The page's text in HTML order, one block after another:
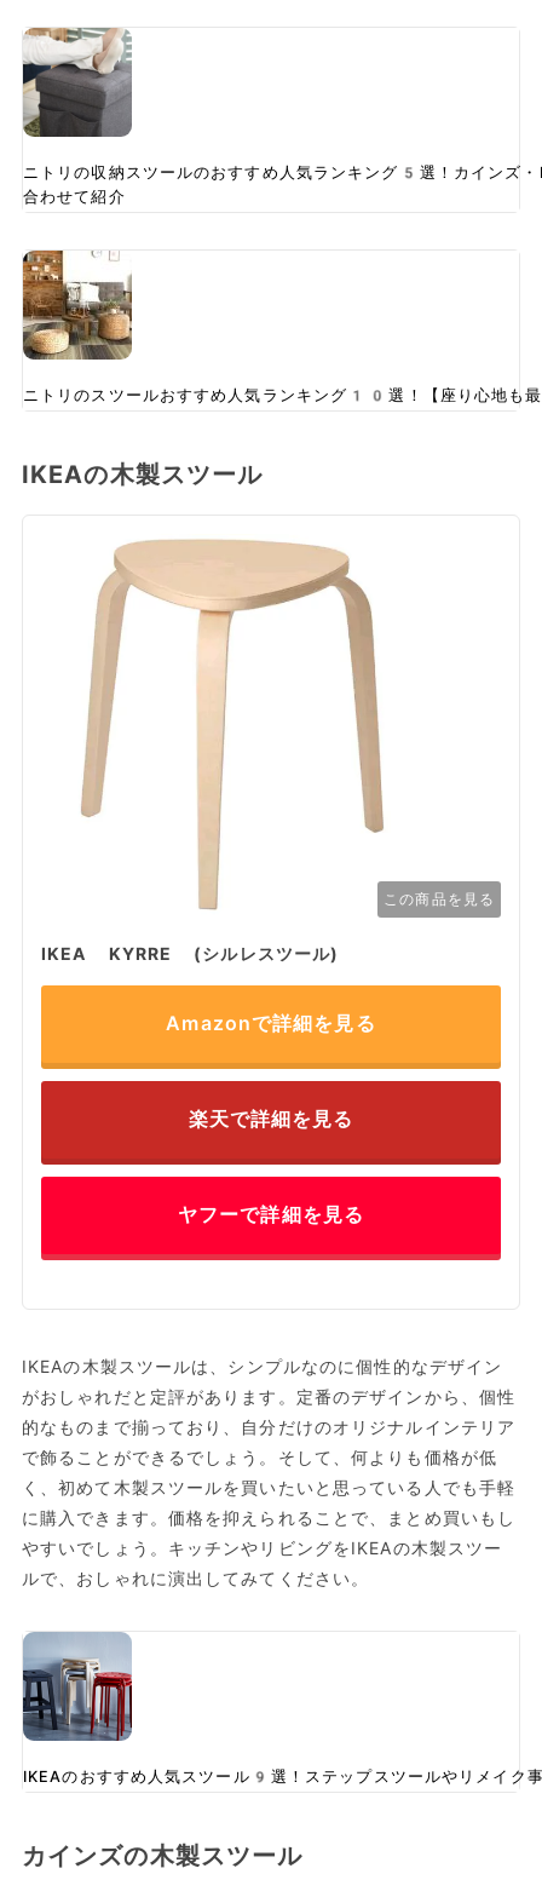
ニトリの収納スツールのおすすめ人気ランキング5選！カインズ
合わせて紹介
ニトリのスツールおすすめ人気ランキング10選！【座り心地も
IKEAの木製スツール
この商品を見る
IKEA KYRRE (シルレスツール)
Amazonで詳細を見る
楽天で詳細を見る
ヤフーで詳細を見る
IKEAの木製スツールは、シンプルなのに個性的なデザイン
がおしゃれだと定評があります。定番のデザインから、個性
的なものまで揃っており、自分だけのオリジナルインテリア
で飾ることができるでしょう。そして、何よりも価格が低
く、初めて木製スツールを買いたいと思っている人でも手軽
に購入できます。価格を抑えられることで、まとめ買いもし
やすいでしょう。キッチンやリビングをIKEAの木製スツー
ルで、おしゃれに演出してみてください。
IKEAのおすすめ人気スツール9選！ステップスツールやリメイク
カインズの木製スツール